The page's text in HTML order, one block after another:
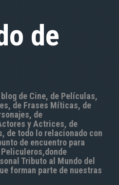
de
de Cine, de Películas,
de Frases Míticas, de
de
y Actrices, de
de todo lo relacionado con
de encuentro para
Tributo al Mundo del
forman parte de nuestras